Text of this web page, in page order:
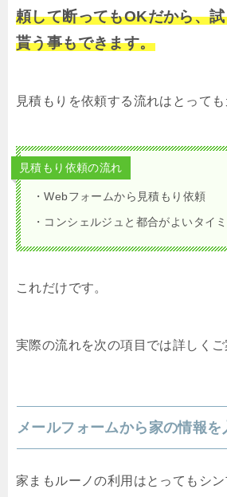
頼して断ってもOKだから、
貰う事もできます。
見積もりを依頼する流れはとっても
見積もり依頼の流れ
・Webフォームから見積もり依頼
・コンシェルジュと都合がよいタイ
これだけです。
実際の流れを次の項目では詳しくご
メールフォームから家の情報を
家まもルーノの利用はとってもシン